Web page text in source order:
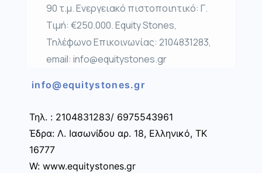
90 τ.μ. Ενεργειακό πιστοποιητικό: Γ.
Τιμή: €250.000. Equity Stones,
Τηλέφωνο Επικοινωνίας: 2104831283,
email: info@equitystones.gr
info@equitystones.gr
Τηλ. : 2104831283/ 6975543961
Έδρα: Λ. Ιασωνίδου αρ. 18, Ελληνικό, ΤΚ
16777
W: www.equitystones.gr